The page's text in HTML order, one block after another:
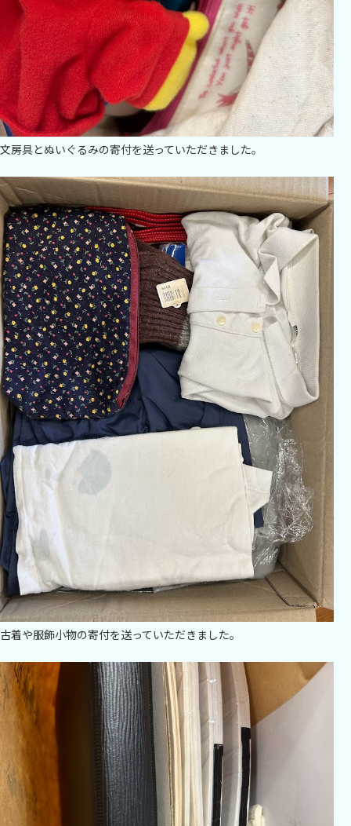
文房具とぬいぐるみの寄付を送っていただきました。
古着や服飾小物の寄付を送っていただきました。